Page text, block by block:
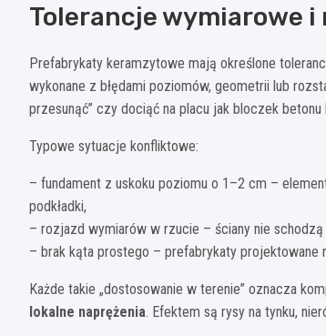
Tolerancje wymiarowe i
Prefabrykaty keramzytowe mają określone
wykonane z błędami poziomów, geometrii lub
przesunąć” czy dociąć na placu jak bloczek
Typowe sytuacje konfliktowe:
– fundament z uskoku poziomu o 1–2 cm –
podkładki,
– rozjazd wymiarów w rzucie – ściany nie
– brak kąta prostego – prefabrykaty projektowane
Każde takie „dostosowanie w terenie” oznacza
lokalne naprężenia. Efektem są rysy na tynku,